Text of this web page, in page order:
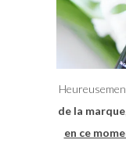
de la marque
en ce